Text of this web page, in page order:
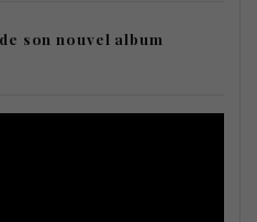
son nouvel album